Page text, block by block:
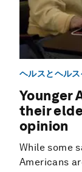
ヘルスとヘル
Younger
their
opinion
While some
Americans